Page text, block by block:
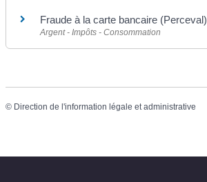
Fraude à la carte bancaire (Perceval)
Argent - Impôts - Consommation
© Direction de l'information légale et administrative